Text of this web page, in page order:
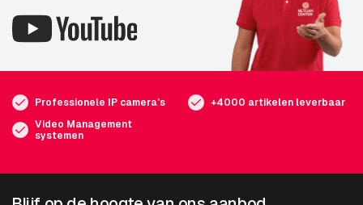
Professionele IP camera's
+4000 artikelen leverbaar
Video Management
systemen